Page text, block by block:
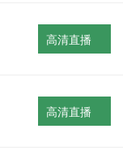
高清直播
高清直播